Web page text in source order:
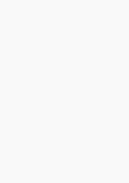
по
а также улучшенными
применения двигателей